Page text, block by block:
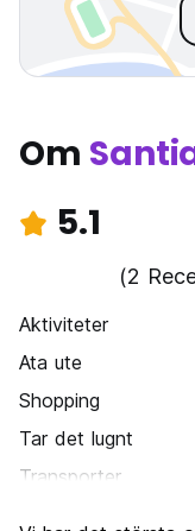
Om
5.1
(2
Aktiviteter
Ata ute
Shopping
Tar det lugnt
Transporter